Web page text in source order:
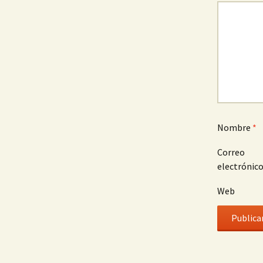
Nombre *
Correo
Web